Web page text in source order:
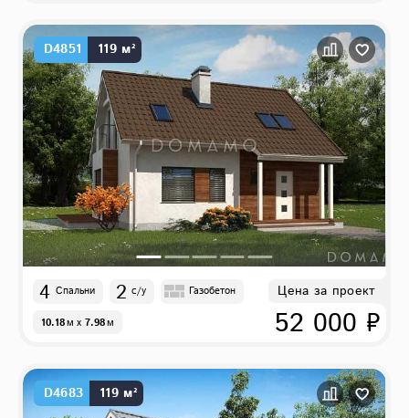
D4851 119 м²
4 Спальни 2 с/у Газобетон
10.18м x 7.98м
Цена за проект
52 000 ₽
D4683 119 м²